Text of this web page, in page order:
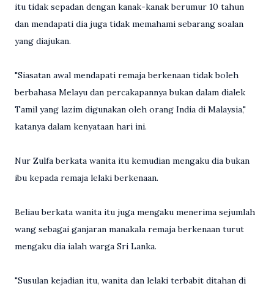
itu tidak sepadan dengan kanak-kanak berumur 10 tahun
dan mendapati dia juga tidak memahami sebarang soalan
yang diajukan.
"Siasatan awal mendapati remaja berkenaan tidak boleh
berbahasa Melayu dan percakapannya bukan dalam dialek
Tamil yang lazim digunakan oleh orang India di Malaysia,"
katanya dalam kenyataan hari ini.
Nur Zulfa berkata wanita itu kemudian mengaku dia bukan
ibu kepada remaja lelaki berkenaan.
Beliau berkata wanita itu juga mengaku menerima sejumlah
wang sebagai ganjaran manakala remaja berkenaan turut
mengaku dia ialah warga Sri Lanka.
"Susulan kejadian itu, wanita dan lelaki terbabit ditahan di